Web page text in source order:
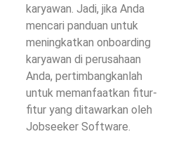
karyawan. Jadi, jika Anda
mencari panduan untuk
meningkatkan onboarding
karyawan di perusahaan
Anda, pertimbangkanlah
untuk memanfaatkan fitur-
fitur yang ditawarkan oleh
Jobseeker Software.